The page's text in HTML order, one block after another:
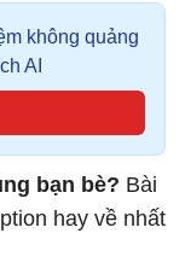
không quảng
AI
bạn bè? Bài
hay về nhất